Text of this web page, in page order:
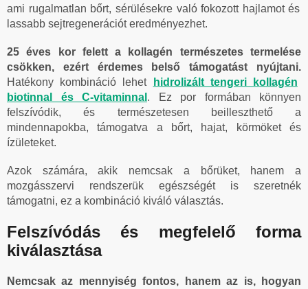
ami rugalmatlan bőrt, sérülésekre való fokozott hajlamot és
lassabb sejtregenerációt eredményezhet.
25 éves kor felett a kollagén természetes termelése
csökken, ezért érdemes belső támogatást nyújtani.
Hatékony kombináció lehet
hidrolizált tengeri kollagén
biotinnal és C-vitaminnal . Ez por formában könnyen
felszívódik, és természetesen beilleszthető a
mindennapokba, támogatva a bőrt, hajat, körmöket és
ízületeket.
Azok számára, akik nemcsak a bőrüket, hanem a
mozgásszervi rendszerük egészségét is szeretnék
támogatni, ez a kombináció kiváló választás.
Felszívódás és megfelelő forma
kiválasztása
Nemcsak az mennyiség fontos, hanem az is, hogyan